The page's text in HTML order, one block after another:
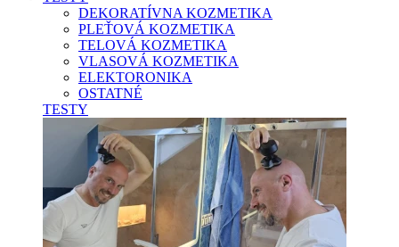
DEKORATÍVNA KOZMETIKA
PLEŤOVÁ KOZMETIKA
TELOVÁ KOZMETIKA
VLASOVÁ KOZMETIKA
ELEKTORONIKA
OSTATNÉ
TESTY